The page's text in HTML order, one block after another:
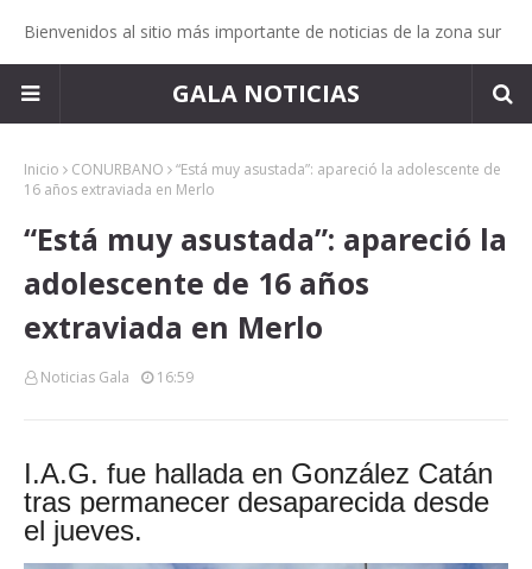
Bienvenidos al sitio más importante de noticias de la zona sur
GALA NOTICIAS
Inicio CONURBANO
“Está muy asustada”: apareció la adolescente de
16 años extraviada en Merlo
“Está muy asustada”: apareció la
adolescente de 16 años
extraviada en Merlo
Noticias Gala 16:59
I.A.G. fue hallada en González Catán
tras permanecer desaparecida desde
el jueves.